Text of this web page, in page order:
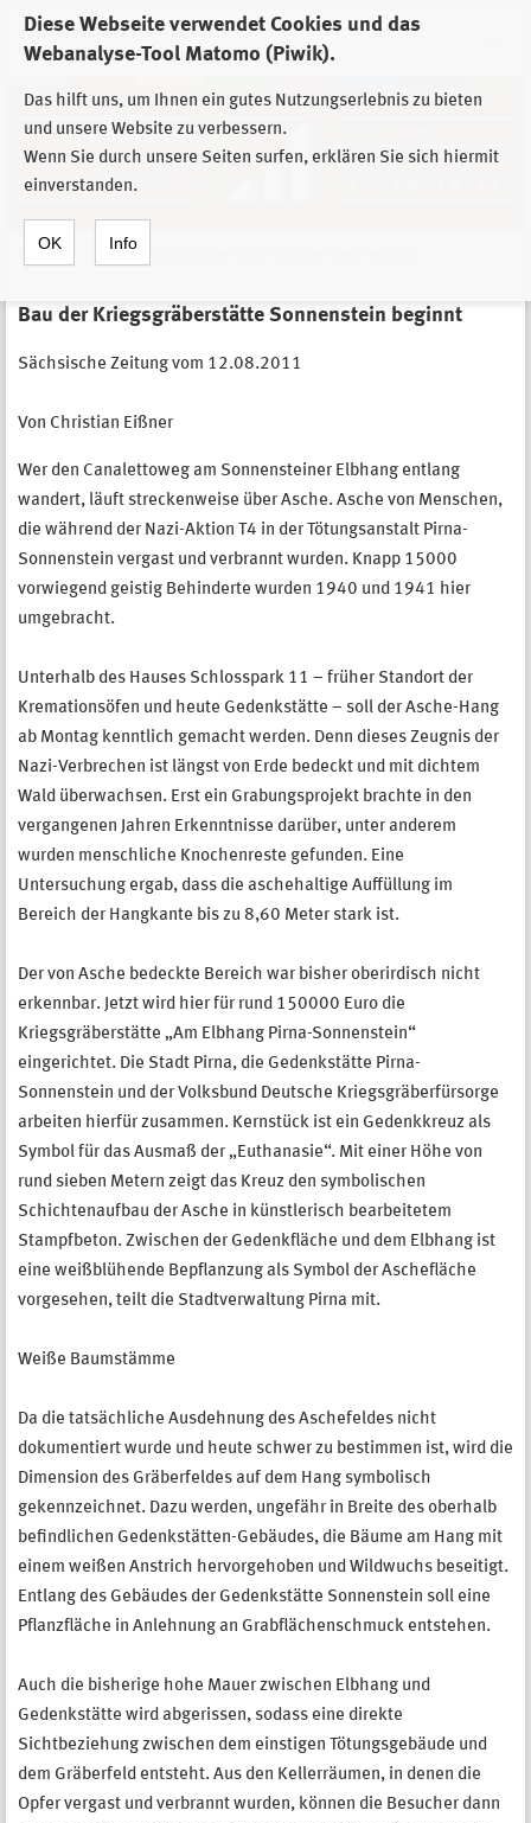
Diese Webseite verwendet Cookies und das
Webanalyse-Tool Matomo (Piwik).
Das hilft uns, um Ihnen ein gutes Nutzungserlebnis zu bieten
und unsere Website zu verbessern.
Wenn Sie durch unsere Seiten surfen, erklären Sie sich hiermit
einverstanden.
OK Info
Zur Auswahl der Einrichtungen der
Stiftung Sächsische Gedenkstätten
Bau der Kriegsgräberstätte Sonnenstein beginnt
Sächsische Zeitung vom 12.08.2011
Von Christian Eißner
Wer den Canalettoweg am Sonnensteiner Elbhang entlang
wandert, läuft streckenweise über Asche. Asche von Menschen,
die während der Nazi-Aktion T4 in der Tötungsanstalt Pirna-
Sonnenstein vergast und verbrannt wurden. Knapp 15000
vorwiegend geistig Behinderte wurden 1940 und 1941 hier
umgebracht.
Unterhalb des Hauses Schlosspark 11 – früher Standort der
Kremationsöfen und heute Gedenkstätte – soll der Asche-Hang
ab Montag kenntlich gemacht werden. Denn dieses Zeugnis der
Nazi-Verbrechen ist längst von Erde bedeckt und mit dichtem
Wald überwachsen. Erst ein Grabungsprojekt brachte in den
vergangenen Jahren Erkenntnisse darüber, unter anderem
wurden menschliche Knochenreste gefunden. Eine
Untersuchung ergab, dass die aschehaltige Auffüllung im
Bereich der Hangkante bis zu 8,60 Meter stark ist.
Der von Asche bedeckte Bereich war bisher oberirdisch nicht
erkennbar. Jetzt wird hier für rund 150000 Euro die
Kriegsgräberstätte „Am Elbhang Pirna-Sonnenstein“
eingerichtet. Die Stadt Pirna, die Gedenkstätte Pirna-
Sonnenstein und der Volksbund Deutsche Kriegsgräberfürsorge
arbeiten hierfür zusammen. Kernstück ist ein Gedenkkreuz als
Symbol für das Ausmaß der „Euthanasie“. Mit einer Höhe von
rund sieben Metern zeigt das Kreuz den symbolischen
Schichtenaufbau der Asche in künstlerisch bearbeitetem
Stampfbeton. Zwischen der Gedenkfläche und dem Elbhang ist
eine weißblühende Bepflanzung als Symbol der Aschefläche
vorgesehen, teilt die Stadtverwaltung Pirna mit.
Weiße Baumstämme
Da die tatsächliche Ausdehnung des Aschefeldes nicht
dokumentiert wurde und heute schwer zu bestimmen ist, wird die
Dimension des Gräberfeldes auf dem Hang symbolisch
gekennzeichnet. Dazu werden, ungefähr in Breite des oberhalb
befindlichen Gedenkstätten-Gebäudes, die Bäume am Hang mit
einem weißen Anstrich hervorgehoben und Wildwuchs beseitigt.
Entlang des Gebäudes der Gedenkstätte Sonnenstein soll eine
Pflanzfläche in Anlehnung an Grabflächenschmuck entstehen.
Auch die bisherige hohe Mauer zwischen Elbhang und
Gedenkstätte wird abgerissen, sodass eine direkte
Sichtbeziehung zwischen dem einstigen Tötungsgebäude und
dem Gräberfeld entsteht. Aus den Kellerräumen, in denen die
Opfer vergast und verbrannt wurden, können die Besucher dann